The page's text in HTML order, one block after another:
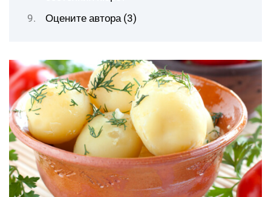
Оцените автора (3)